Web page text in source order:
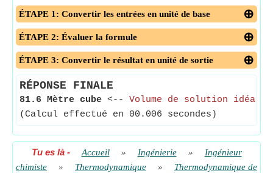
ÉTAPE 1: Convertir les entrées en unité de base
ÉTAPE 2: Évaluer la formule
ÉTAPE 3: Convertir le résultat en unité de sortie
RÉPONSE FINALE
81.6 Mètre cube <-- Volume de solution idéal
(Calcul effectué en 00.006 secondes)
Tu es là- Accueil » Ingénierie »
Ingénieur
chimiste
» Thermodynamique »
Thermodynamique de